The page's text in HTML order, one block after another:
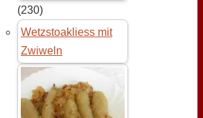
(230)
Wetzstoakliess mit
Zwiweln